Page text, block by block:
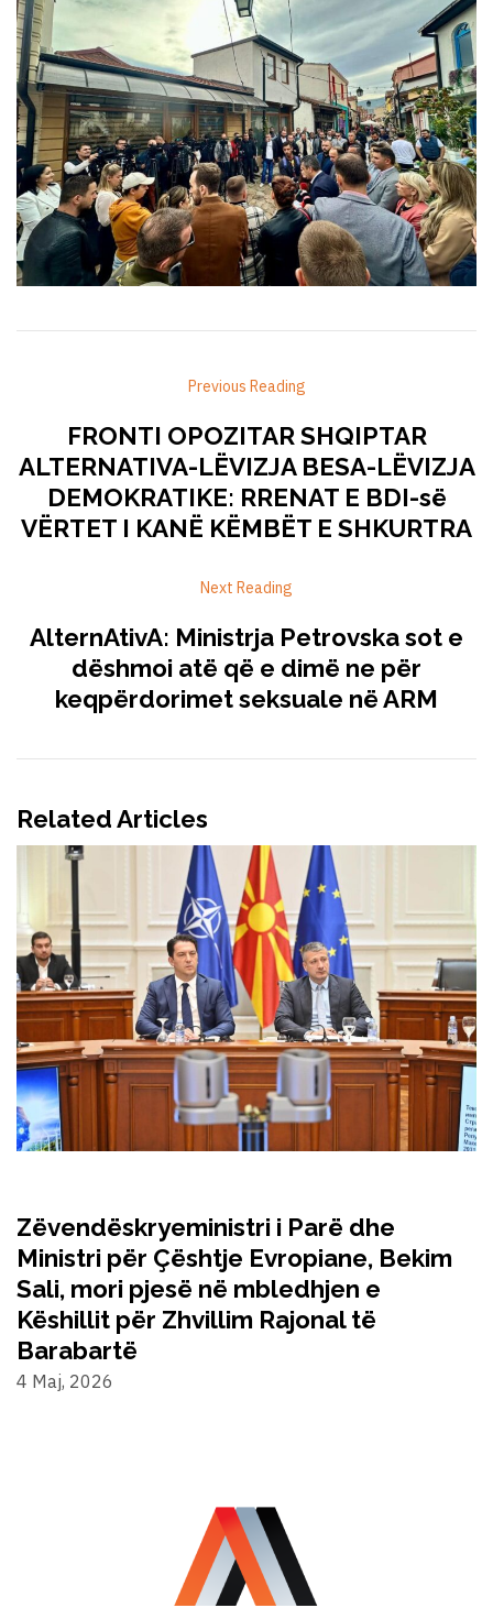
Previous Reading
FRONTI OPOZITAR SHQIPTAR
ALTERNATIVA-LËVIZJA BESA-LËVIZJA
DEMOKRATIKE: RRENAT E BDI-së
VËRTET I KANË KËMBËT E SHKURTRA
Next Reading
AlternAtivA: Ministrja Petrovska sot e
dëshmoi atë që e dimë ne për
keqpërdorimet seksuale në ARM
Related Articles
Zëvendëskryeministri i Parë dhe
Ministri për Çështje Evropiane, Bekim
Sali, mori pjesë në mbledhjen e
Këshillit për Zhvillim Rajonal të
Barabartë
4 Maj, 2026